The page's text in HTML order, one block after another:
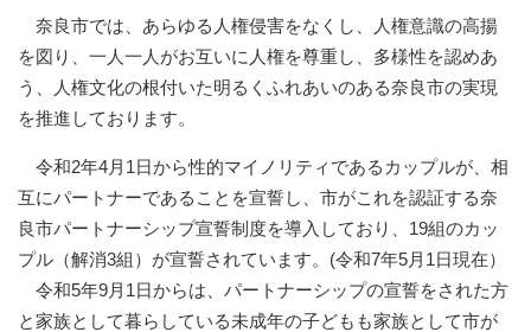
奈良市では、あらゆる人権侵害をなくし、人権意識の高揚
を図り、一人一人がお互いに人権を尊重し、多様性を認めあ
う、人権文化の根付いた明るくふれあいのある奈良市の実現
を推進しております。
令和2年4月1日から性的マイノリティであるカップルが、相
互にパートナーであることを宣誓し、市がこれを認証する奈
良市パートナーシップ宣誓制度を導入しており、19組のカッ
プル（解消3組）が宣誓されています。(令和7年5月1日現在）
令和5年9月1日からは、パートナーシップの宣誓をされた方
と家族として暮らしている未成年の子どもも家族として市が